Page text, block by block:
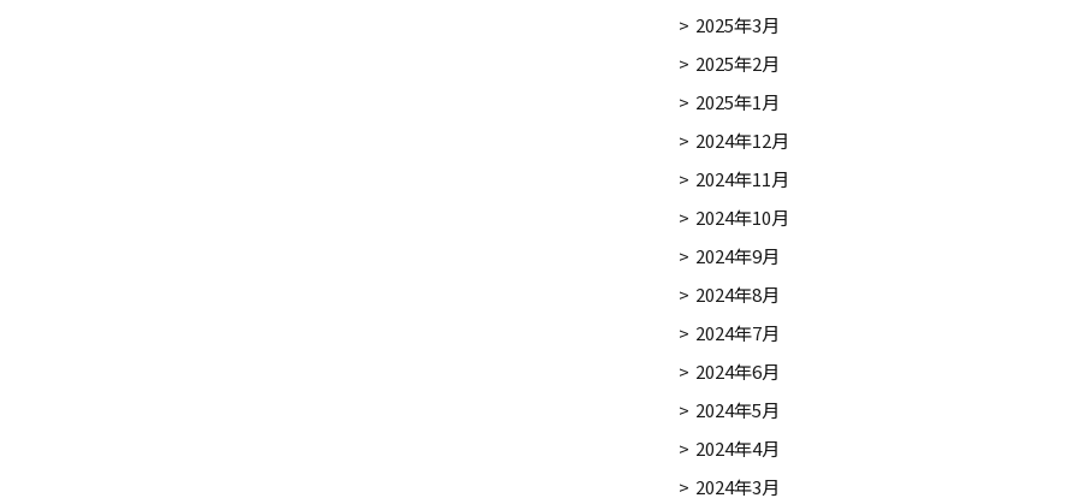
2025年3月
2025年2月
2025年1月
2024年12月
2024年11月
2024年10月
2024年9月
2024年8月
2024年7月
2024年6月
2024年5月
2024年4月
2024年3月